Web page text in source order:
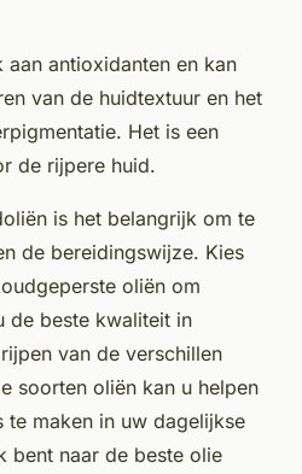
aan antioxidanten en kan
van de huidtextuur en het
Het is een
de rijpere huid.
is het belangrijk om te
de bereidingswijze. Kies
oliën om
de beste kwaliteit in
van de verschillen
soorten oliën kan u helpen
maken in uw dagelijkse
bent naar de beste olie